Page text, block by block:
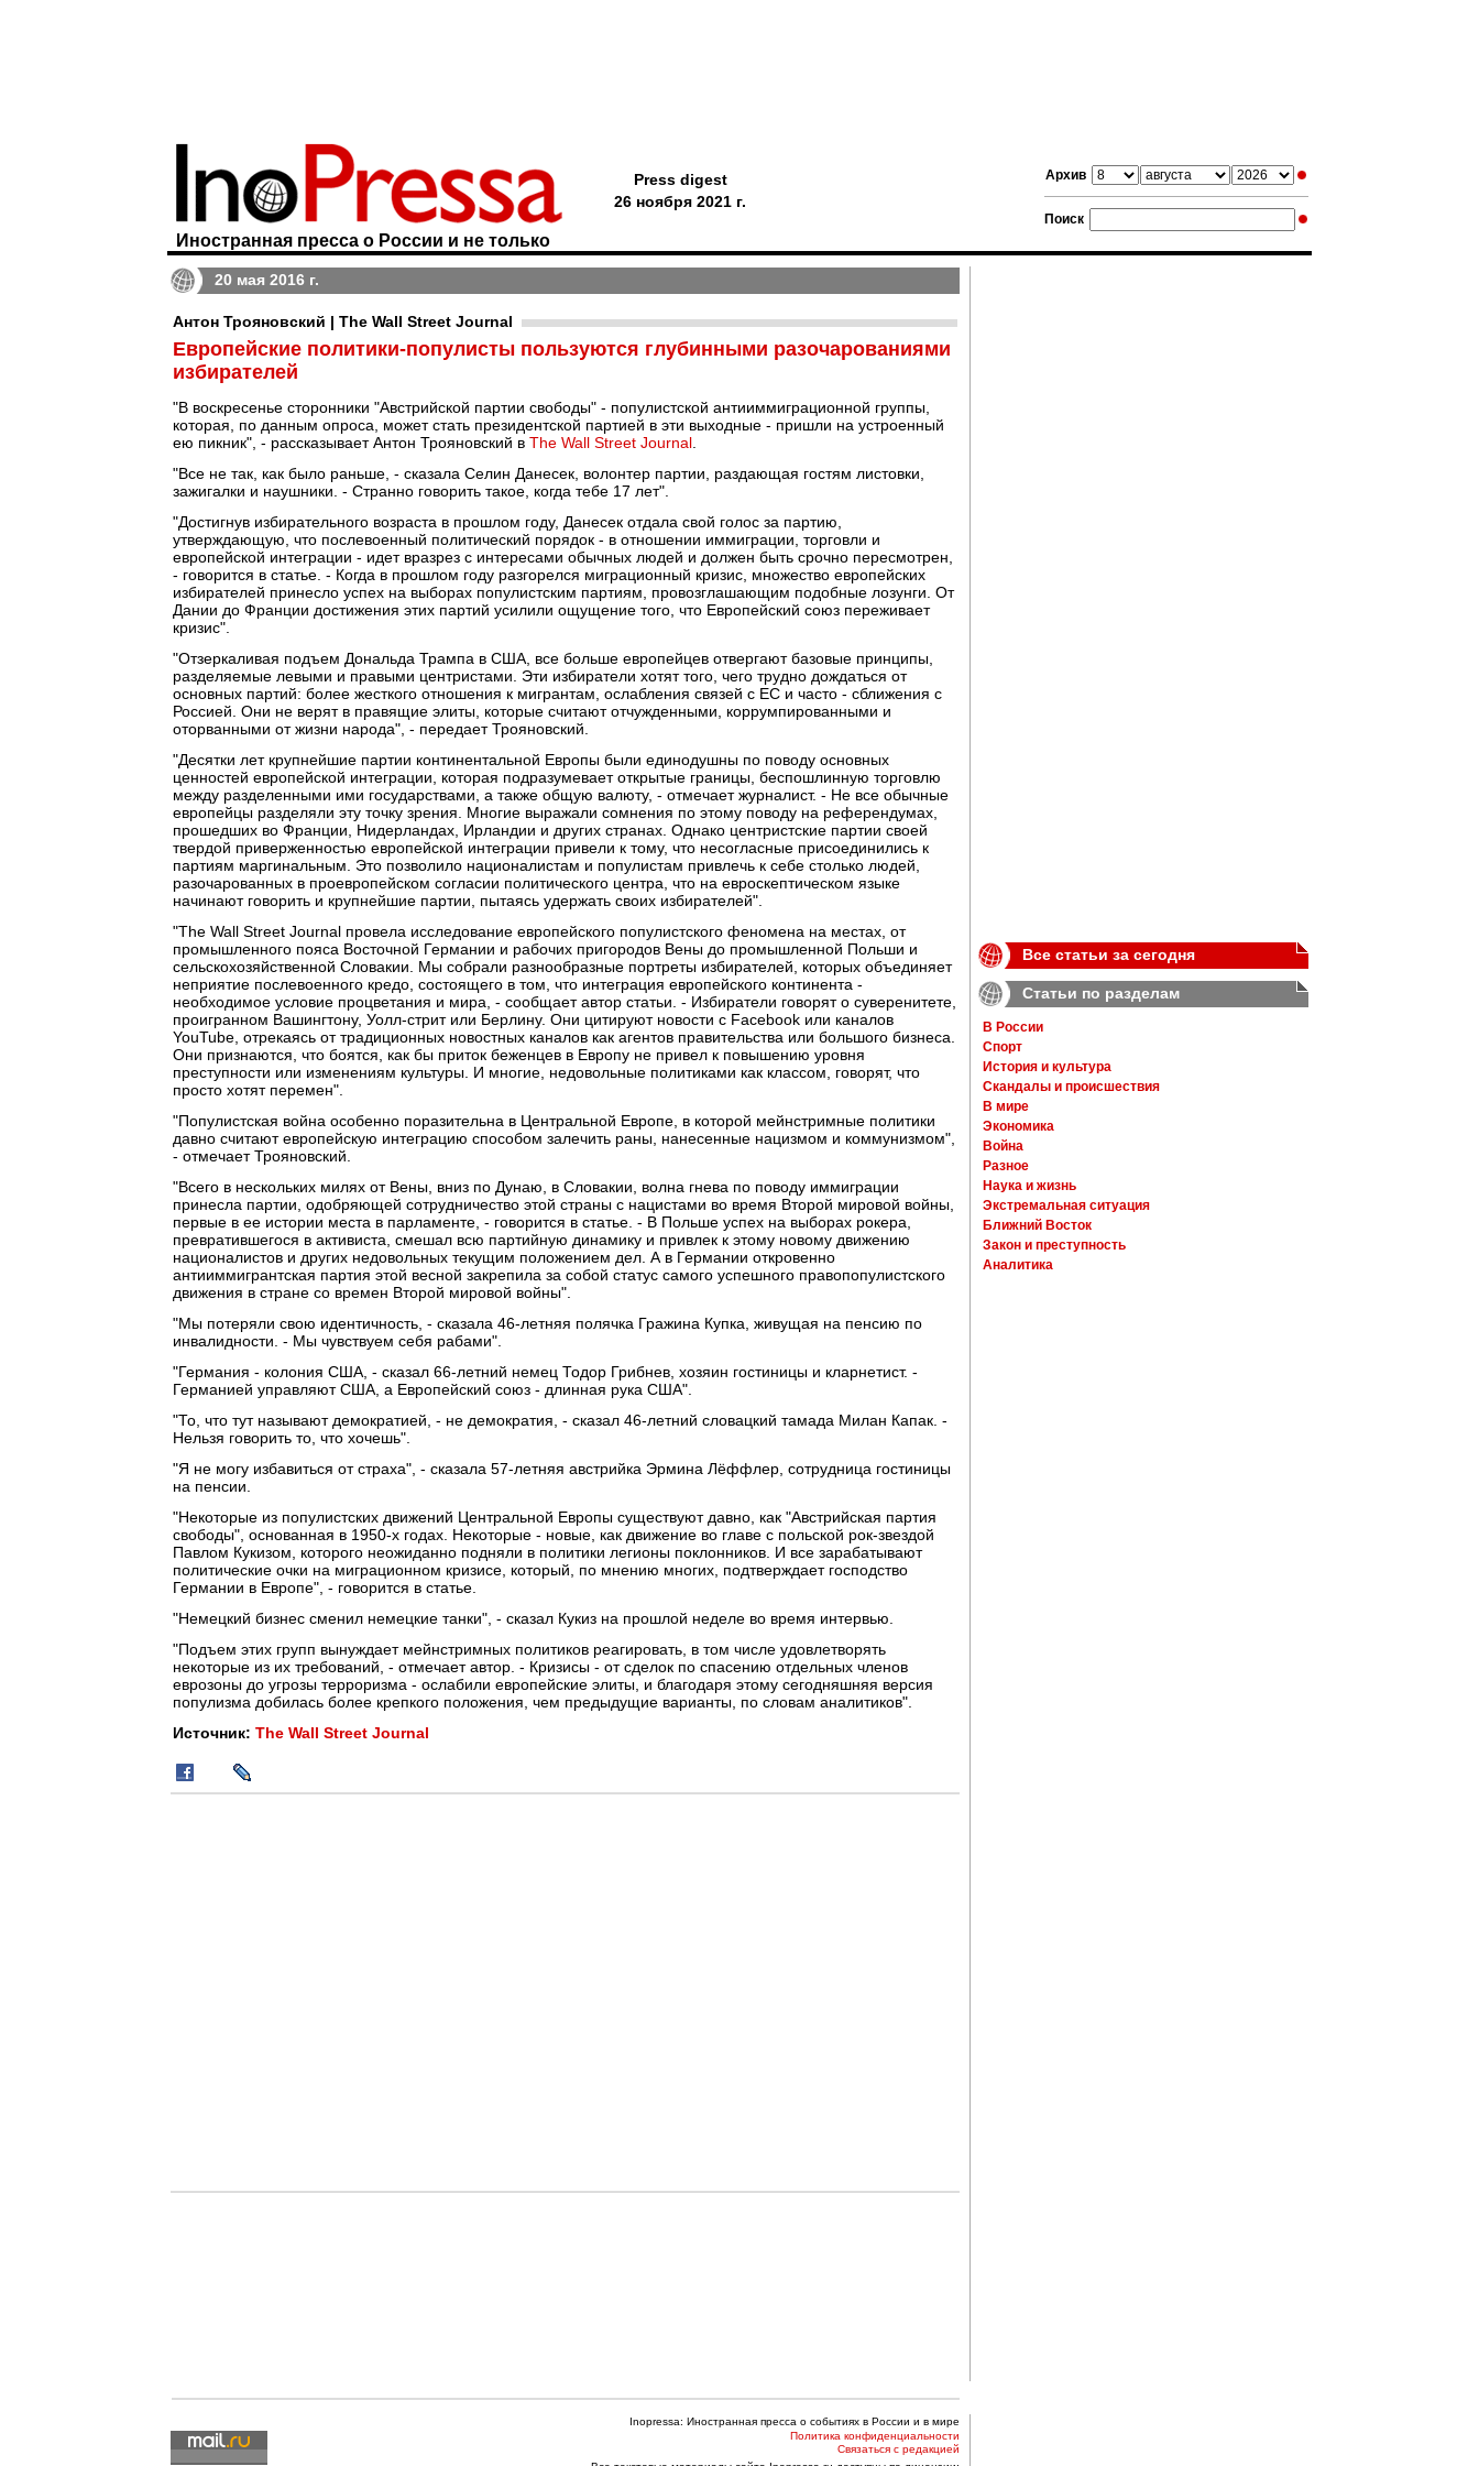
Архив
Поиск
Иностранная пресса о России и не только
Press digest
26 ноября 2021 г.
20 мая 2016 г.
Антон Трояновский | The Wall Street Journal
Европейские политики-популисты пользуются глубинными разочарованиями
избирателей
"В воскресенье сторонники "Австрийской партии свободы" - популистской антииммиграционной группы,
которая, по данным опроса, может стать президентской партией в эти выходные - пришли на устроенный
ею пикник", - рассказывает Антон Трояновский в The Wall Street Journal
"Все не так, как было раньше, - сказала Селин Данесек, волонтер партии, раздающая гостям листовки,
зажигалки и наушники. - Странно говорить такое, когда тебе 17 лет".
"Достигнув избирательного возраста в прошлом году, Данесек отдала свой голос за партию,
утверждающую, что послевоенный политический порядок - в отношении иммиграции, торговли и
европейской интеграции - идет вразрез с интересами обычных людей и должен быть срочно пересмотрен,
- говорится в статье. - Когда в прошлом году разгорелся миграционный кризис, множество европейских
избирателей принесло успех на выборах популистским партиям, провозглашающим подобные лозунги. От
Дании до Франции достижения этих партий усилили ощущение того, что Европейский союз переживает
кризис".
"Отзеркаливая подъем Дональда Трампа в США, все больше европейцев отвергают базовые принципы,
разделяемые левыми и правыми центристами. Эти избиратели хотят того, чего трудно дождаться от
основных партий: более жесткого отношения к мигрантам, ослабления связей с ЕС и часто - сближения с
Россией. Они не верят в правящие элиты, которые считают отчужденными, коррумпированными и
оторванными от жизни народа", - передает Трояновский.
"Десятки лет крупнейшие партии континентальной Европы были единодушны по поводу основных
ценностей европейской интеграции, которая подразумевает открытые границы, беспошлинную торговлю
между разделенными ими государствами, а также общую валюту, - отмечает журналист. - Не все обычные
европейцы разделяли эту точку зрения. Многие выражали сомнения по этому поводу на референдумах,
прошедших во Франции, Нидерландах, Ирландии и других странах. Однако центристские партии своей
твердой приверженностью европейской интеграции привели к тому, что несогласные присоединились к
партиям маргинальным. Это позволило националистам и популистам привлечь к себе столько людей,
разочарованных в проевропейском согласии политического центра, что на евроскептическом языке
начинают говорить и крупнейшие партии, пытаясь удержать своих избирателей".
"The Wall Street Journal провела исследование европейского популистского феномена на местах, от
промышленного пояса Восточной Германии и рабочих пригородов Вены до промышленной Польши и
сельскохозяйственной Словакии. Мы собрали разнообразные портреты избирателей, которых объединяет
неприятие послевоенного кредо, состоящего в том, что интеграция европейского континента -
необходимое условие процветания и мира, - сообщает автор статьи. - Избиратели говорят о суверенитете,
проигранном Вашингтону, Уолл-стрит или Берлину. Они цитируют новости с Facebook или каналов
YouTube, отрекаясь от традиционных новостных каналов как агентов правительства или большого бизнеса.
Они признаются, что боятся, как бы приток беженцев в Европу не привел к повышению уровня
преступности или изменениям культуры. И многие, недовольные политиками как классом, говорят, что
просто хотят перемен".
"Популистская война особенно поразительна в Центральной Европе, в которой мейнстримные политики
давно считают европейскую интеграцию способом залечить раны, нанесенные нацизмом и коммунизмом",
- отмечает Трояновский.
"Всего в нескольких милях от Вены, вниз по Дунаю, в Словакии, волна гнева по поводу иммиграции
принесла партии, одобряющей сотрудничество этой страны с нацистами во время Второй мировой войны,
первые в ее истории места в парламенте, - говорится в статье. - В Польше успех на выборах рокера,
превратившегося в активиста, смешал всю партийную динамику и привлек к этому новому движению
националистов и других недовольных текущим положением дел. А в Германии откровенно
антииммигрантская партия этой весной закрепила за собой статус самого успешного правопопулистского
движения в стране со времен Второй мировой войны".
"Мы потеряли свою идентичность, - сказала 46-летняя полячка Гражина Купка, живущая на пенсию по
инвалидности. - Мы чувствуем себя рабами".
"Германия - колония США, - сказал 66-летний немец Тодор Грибнев, хозяин гостиницы и кларнетист. -
Германией управляют США, а Европейский союз - длинная рука США".
"То, что тут называют демократией, - не демократия, - сказал 46-летний словацкий тамада Милан Капак. -
Нельзя говорить то, что хочешь".
"Я не могу избавиться от страха", - сказала 57-летняя австрийка Эрмина Лёффлер, сотрудница гостиницы
на пенсии.
"Некоторые из популистских движений Центральной Европы существуют давно, как "Австрийская партия
свободы", основанная в 1950-х годах. Некоторые - новые, как движение во главе с польской рок-звездой
Павлом Кукизом, которого неожиданно подняли в политики легионы поклонников. И все зарабатывают
политические очки на миграционном кризисе, который, по мнению многих, подтверждает господство
Германии в Европе", - говорится в статье.
"Немецкий бизнес сменил немецкие танки", - сказал Кукиз на прошлой неделе во время интервью.
"Подъем этих групп вынуждает мейнстримных политиков реагировать, в том числе удовлетворять
некоторые из их требований, - отмечает автор. - Кризисы - от сделок по спасению отдельных членов
еврозоны до угрозы терроризма - ослабили европейские элиты, и благодаря этому сегодняшняя версия
популизма добилась более крепкого положения, чем предыдущие варианты, по словам аналитиков".
Источник: The Wall Street Journal
Все статьи за сегодня
Статьи по разделам
В России
Спорт
История и культура
Скандалы и происшествия
В мире
Экономика
Война
Разное
Наука и жизнь
Экстремальная ситуация
Ближний Восток
Закон и преступность
Аналитика
Inopressa: Иностранная пресса о событиях в России и в мире
Политика конфиденциальности
Связаться с редакцией